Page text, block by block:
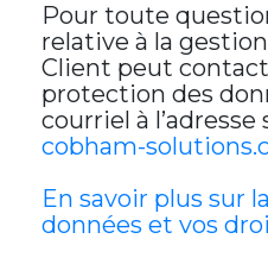
Pour toute
relative à la
Client peut
protection des
courriel à l’adresse
cobham-
En savoir plus sur
données et vos